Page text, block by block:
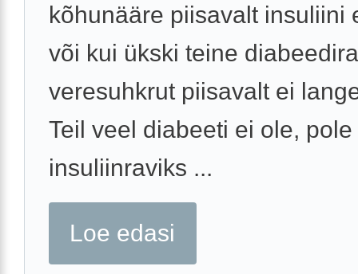
kõhunääre piisavalt insuliini
või kui ükski teine
veresuhkrut piisavalt ei
Teil veel diabeeti ei ole, pole
insuliinraviks ...
Loe edasi